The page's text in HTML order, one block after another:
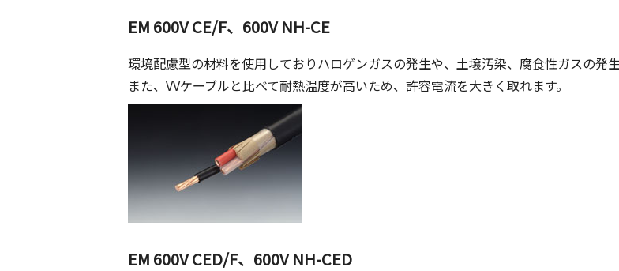
EM 600V CE/F、600V NH-CE
環境配慮型の材料を使用しておりハロゲンガスの発生や、土壌汚染、腐食性ガスの発
また、VVケーブルと比べて耐熱温度が高いため、許容電流を大きく取れます。
EM 600V CED/F、600V NH-CED